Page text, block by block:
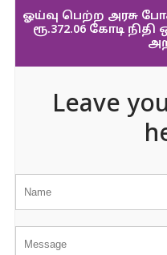
ஓய்வு பெற்ற அரசு
ரூ.372.06 கோடி நிதி
Leave